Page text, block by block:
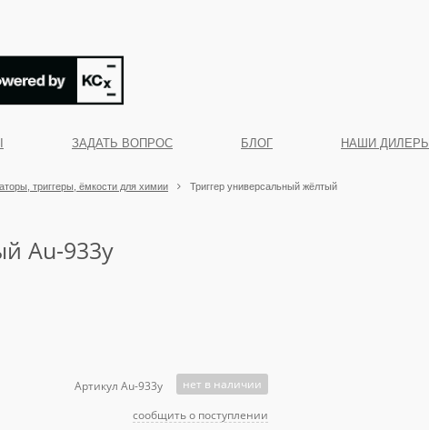
ЗАДАТЬ ВОПРОС БЛОГ НАШИ ДИЛЕРЫ
триггеры, ёмкости для химии Триггер универсальный жёлтый
Au-933y
Артикул Au-933y
нет в наличии
сообщить о поступлении